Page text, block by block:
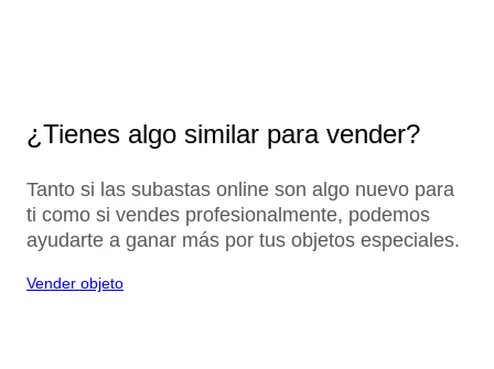
¿Tienes algo similar para vender?
Tanto si las subastas online son algo nuevo para
ti como si vendes profesionalmente, podemos
ayudarte a ganar más por tus objetos especiales.
Vender objeto